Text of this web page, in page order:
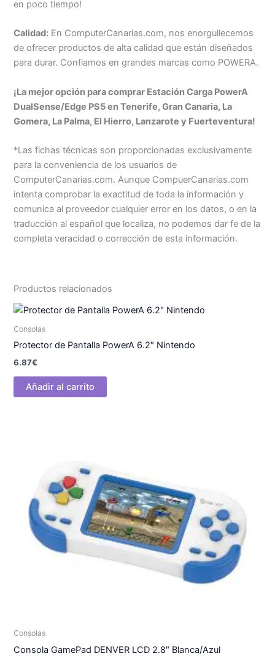
en poco tiempo!
Calidad: En ComputerCanarias.com, nos enorgullecemos
de ofrecer productos de alta calidad que están diseñados
para durar. Confiamos en grandes marcas como POWERA.
¡La mejor opción para comprar Estación Carga PowerA
DualSense/Edge PS5 en Tenerife, Gran Canaria, La
Gomera, La Palma, El Hierro, Lanzarote y Fuerteventura!
*Las fichas técnicas son proporcionadas exclusivamente
para la conveniencia de los usuarios de
ComputerCanarias.com. Aunque CompuerCanarias.com
intenta comprobar la exactitud de toda la información y
comunica al proveedor cualquier error en los datos, o en la
traducción al español que localiza, no podemos dar fe de la
completa veracidad o corrección de esta información.
Productos relacionados
Consolas
Protector de Pantalla PowerA 6.2″ Nintendo
6.87€
Añadir al carrito
Consolas
Consola GamePad DENVER LCD 2.8″ Blanca/Azul